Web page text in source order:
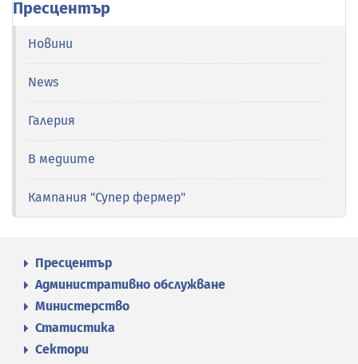
Пресцентър
Новини
News
Галерия
В медиите
Кампания "Супер фермер"
Пресцентър
Административно обслужване
Министерство
Статистика
Сектори